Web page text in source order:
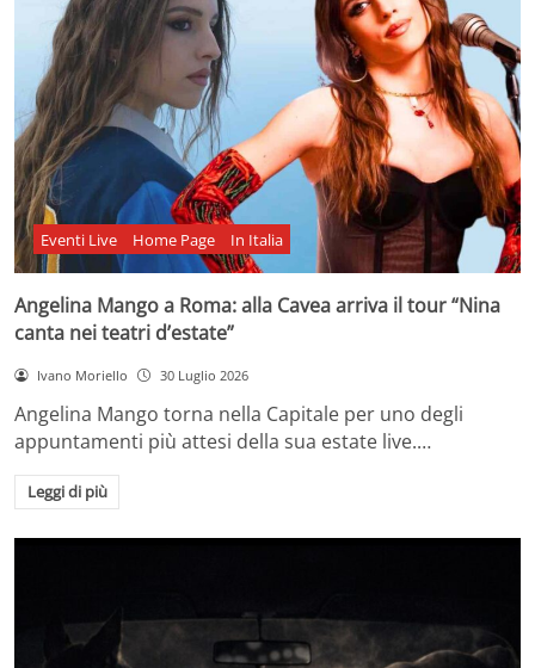
Eventi Live Home Page In Italia
Angelina Mango a Roma: alla Cavea arriva il tour “Nina
canta nei teatri d’estate”
Ivano Moriello 30 Luglio 2026
Angelina Mango torna nella Capitale per uno degli
appuntamenti più attesi della sua estate live.…
Leggi di più